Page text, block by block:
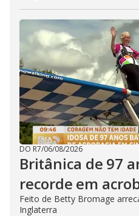
DO R7/06/08/2026
Britânica de 97
recorde em
Feito de Betty Bromage
Inglaterra